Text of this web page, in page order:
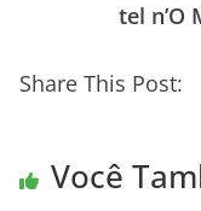
tel n’O
Share This Post:
Você